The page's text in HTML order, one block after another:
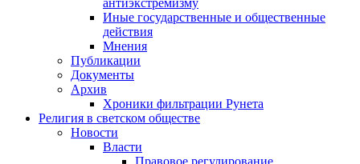
антиэкстремизму
Иные государственные и общественные
действия
Мнения
Публикации
Документы
Архив
Хроники фильтрации Рунета
Религия в светском обществе
Новости
Власти